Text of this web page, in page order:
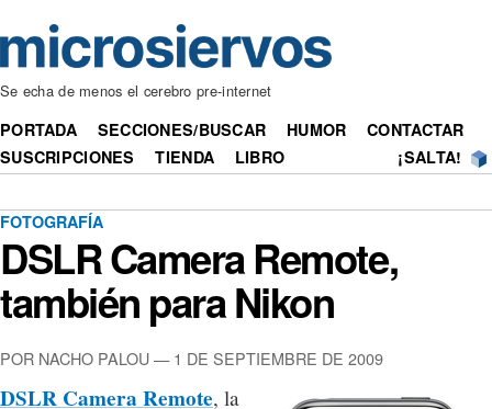
Se echa de menos el cerebro pre-internet
PORTADA SECCIONES/BUSCAR HUMOR
CONTACTAR
SUSCRIPCIONES
TIENDA LIBRO ¡SALTA!
FOTOGRAFÍA
DSLR Camera Remote,
también para Nikon
POR NACHO PALOU — 1 DE SEPTIEMBRE DE 2009
DSLR Camera Remote, la